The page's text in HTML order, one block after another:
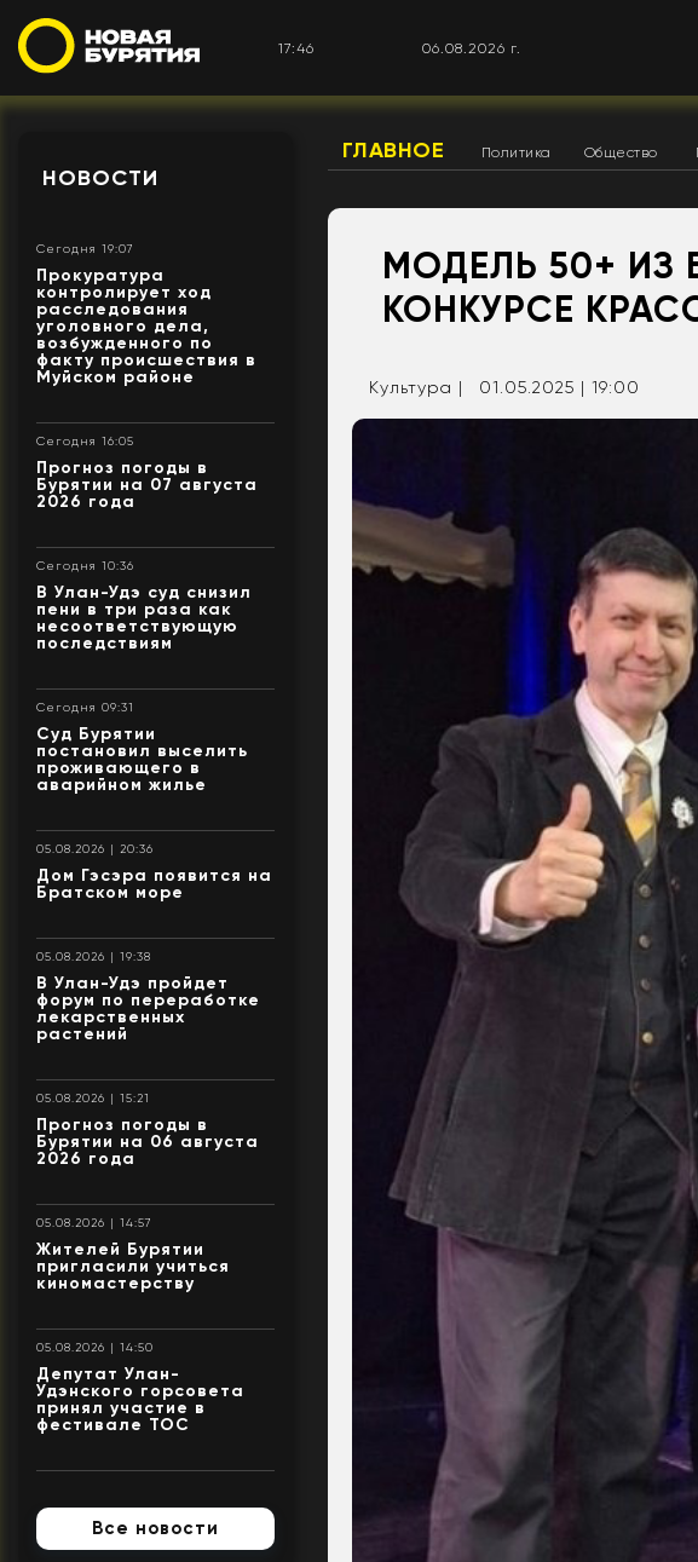
17:46 06.08.2026 г.
НОВОСТИ
Сегодня 19:07
Прокуратура
контролирует ход
расследования
уголовного дела,
возбужденного по
факту происшествия в
Муйском районе
Сегодня 16:05
Прогноз погоды в
Бурятии на 07 августа
2026 года
Сегодня 10:36
В Улан-Удэ суд снизил
пени в три раза как
несоответствующую
последствиям
Сегодня 09:31
Суд Бурятии
постановил выселить
проживающего в
аварийном жилье
05.08.2026 | 20:36
Дом Гэсэра появится на
Братском море
05.08.2026 | 19:38
В Улан-Удэ пройдет
форум по переработке
лекарственных
растений
05.08.2026 | 15:21
Прогноз погоды в
Бурятии на 06 августа
2026 года
05.08.2026 | 14:57
Жителей Бурятии
пригласили учиться
киномастерству
05.08.2026 | 14:50
Депутат Улан-
Удэнского горсовета
принял участие в
фестивале ТОС
Все новости
ГЛАВНОЕ Политика Общество
МОДЕЛЬ 50+ ИЗ
КОНКУРСЕ
Культура | 01.05.2025 | 19:00